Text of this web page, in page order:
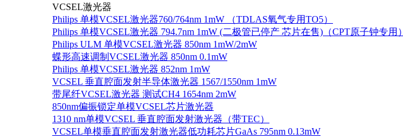
VCSEL激光器
Philips 单模VCSEL激光器760/764nm 1mW （TDLAS氧气专用TO5）
Philips 单模VCSEL激光器 794.7nm 1mW (二极管已停产 芯片在售)（CPT原子钟专用）
Philips ULM 单模VCSEL激光器 850nm 1mW/2mW
蝶形高速调制VCSEL激光器 850nm 0.1mW
Philips 单模VCSEL激光器 852nm 1mW
VCSEL 垂直腔面发射半导体激光器 1567/1550nm 1mW
带尾纤VCSEL激光器 测试CH4 1654nm 2mW
850nm偏振锁定单模VCSEL芯片激光器
1310 nm单模VCSEL 垂直腔面发射激光器（带TEC）
VCSEL单模垂直腔面发射激光器低功耗芯片GaAs 795nm 0.13mW